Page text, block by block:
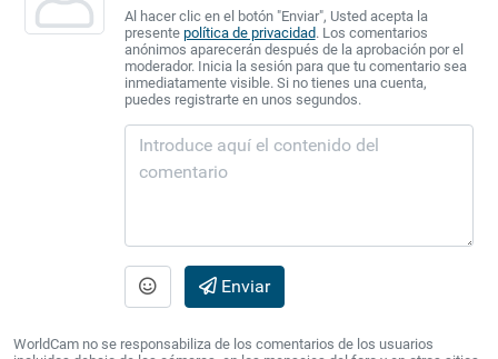
Al hacer clic en el botón "Enviar", Usted acepta la
presente política de privacidad. Los comentarios
anónimos aparecerán después de la aprobación por el
moderador. Inicia la sesión para que tu comentario sea
inmediatamente visible. Si no tienes una cuenta,
puedes registrarte en unos segundos.
Enviar
WorldCam no se responsabiliza de los comentarios de los usuarios